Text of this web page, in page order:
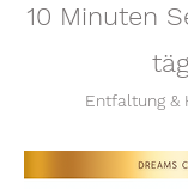
10 Minuten
Entfaltung &